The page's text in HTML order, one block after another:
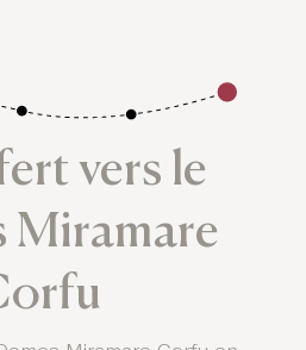
vers le
Miramare